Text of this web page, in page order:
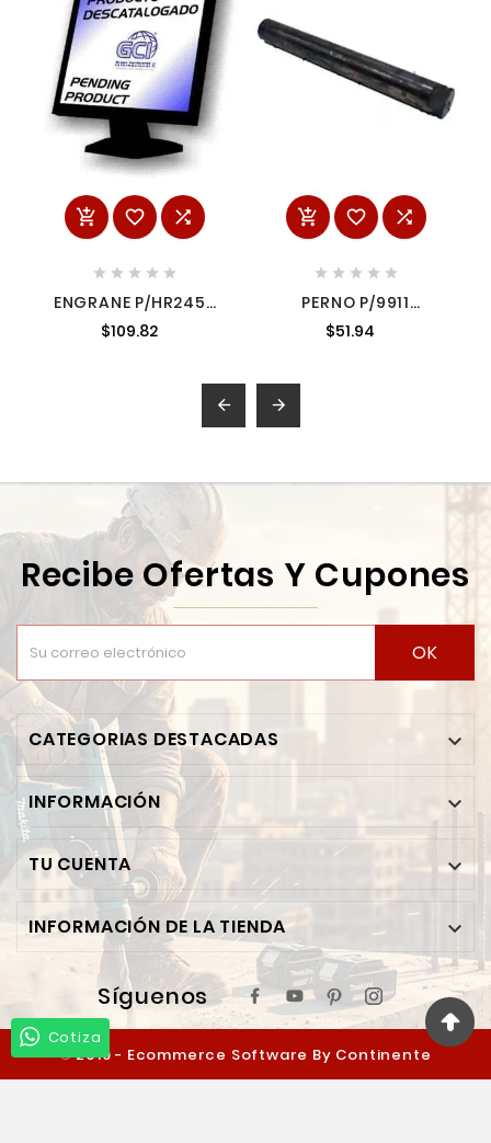
  
    
ENGRANE P/HR2450
2265509 2265509
$109.82
  
    
PERNO P/9911
3237765 3237765
$51.94
 
Recibe Ofertas Y Cupones
OK
CATEGORIAS DESTACADAS 
INFORMACIÓN 
TU CUENTA 
INFORMACIÓN DE LA TIENDA 
Síguenos
© 2019 - Ecommerce Software By Continente
Ferretero™
Cotiza